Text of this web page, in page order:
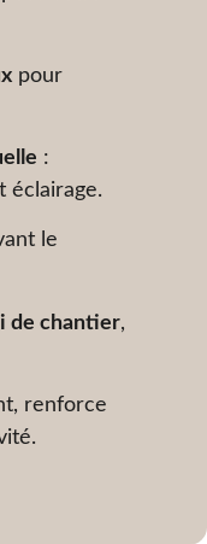
pour
:
éclairage.
le
de chantier,
renforce